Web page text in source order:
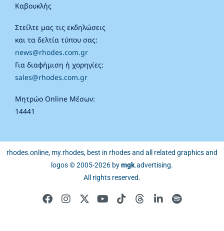
Καβουκλής
Στείλτε μας τις εκδηλώσεις
και τα δελτία τύπου σας:
news@rhodes.com.gr
Για διαφήμιση ή χορηγίες:
sales@rhodes.com.gr
Μητρώο Online Μέσων:
14441
rhodes.online, my.rhodes, best in rhodes and all related graphics and
logos © 2005-2026 bymgk.advertising.
All rights reserved.